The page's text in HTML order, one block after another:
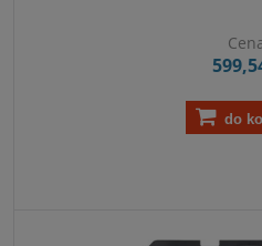
do